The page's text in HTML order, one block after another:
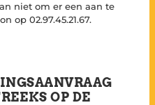
niet om er een aan te
op 02.97.45.21.67.
OP DE